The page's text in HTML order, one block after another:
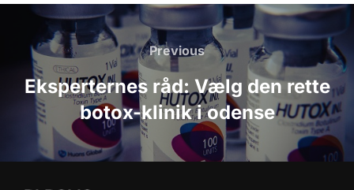
Indlægsnavigation
Previous
Previous
Eksperternes råd: Vælg den rette
botox-klinik i odense